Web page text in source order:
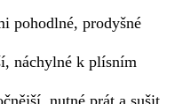
pohodlné, prodyšné
náchylné k plísním
nutné prát a sušit